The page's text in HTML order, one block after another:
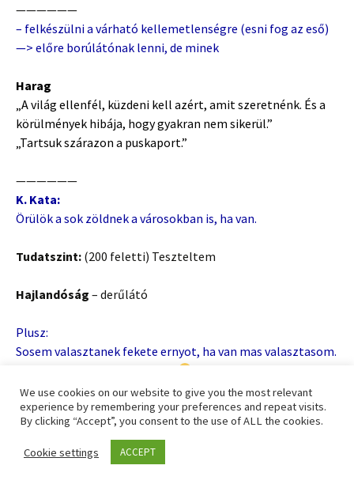
——————
– felkészülni a várható kellemetlenségre (esni fog az eső)
—> előre borúlátónak lenni, de minek
Harag
„A világ ellenfél, küzdeni kell azért, amit szeretnénk. És a
körülmények hibája, hogy gyakran nem sikerül.”
„Tartsuk szárazon a puskaport.”
——————
K. Kata:
Örülök a sok zöldnek a városokban is, ha van.
Tudatszint: (200 feletti) Teszteltem
Hajlandóság – derűlátó
Plusz:
Sosem valasztanek fekete ernyot, ha van mas valasztasom.
(200 alatti)
Büszkeség– az élet megkövetelő
„Az élet nem más, mint állandó küzdelem azért, hogy
We use cookies on our website to give you the most relevant
experience by remembering your preferences and repeat visits.
By clicking “Accept”, you consent to the use of ALL the cookies.
Cookie settings ACCEPT